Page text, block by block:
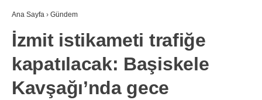
Ana Sayfa › Gündem
İzmit istikameti trafiğe
kapatılacak: Başiskele
Kavşağı’nda gece